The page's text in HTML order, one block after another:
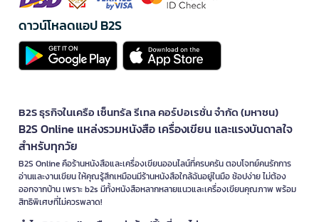
ดาวน์โหลดแอป B2S
B2S ธุรกิจในเครือ เซ็นทรัล รีเทล คอร์ปอเรชั่น จำกัด (มหาชน)
B2S Online แหล่งรวมหนังสือ เครื่องเขียน และแรงบันดาลใจ
สำหรับทุกวัย
B2S Online คือร้านหนังสือและเครื่องเขียนออนไลน์ที่ครบครัน ตอบโจทย์คนรักการ
อ่านและงานเขียน ให้คุณรู้สึกเหมือนมีร้านหนังสือใกล้ฉันอยู่ในมือ ช้อปง่าย ไม่ต้อง
ออกจากบ้าน เพราะ b2s มีทั้งหนังสือหลากหลายแนวและเครื่องเขียนคุณภาพ พร้อม
สิทธิพิเศษที่ไม่ควรพลาด!